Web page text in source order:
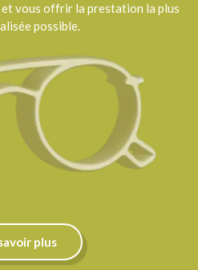
vous offrir la prestation la plus
possible.
plus